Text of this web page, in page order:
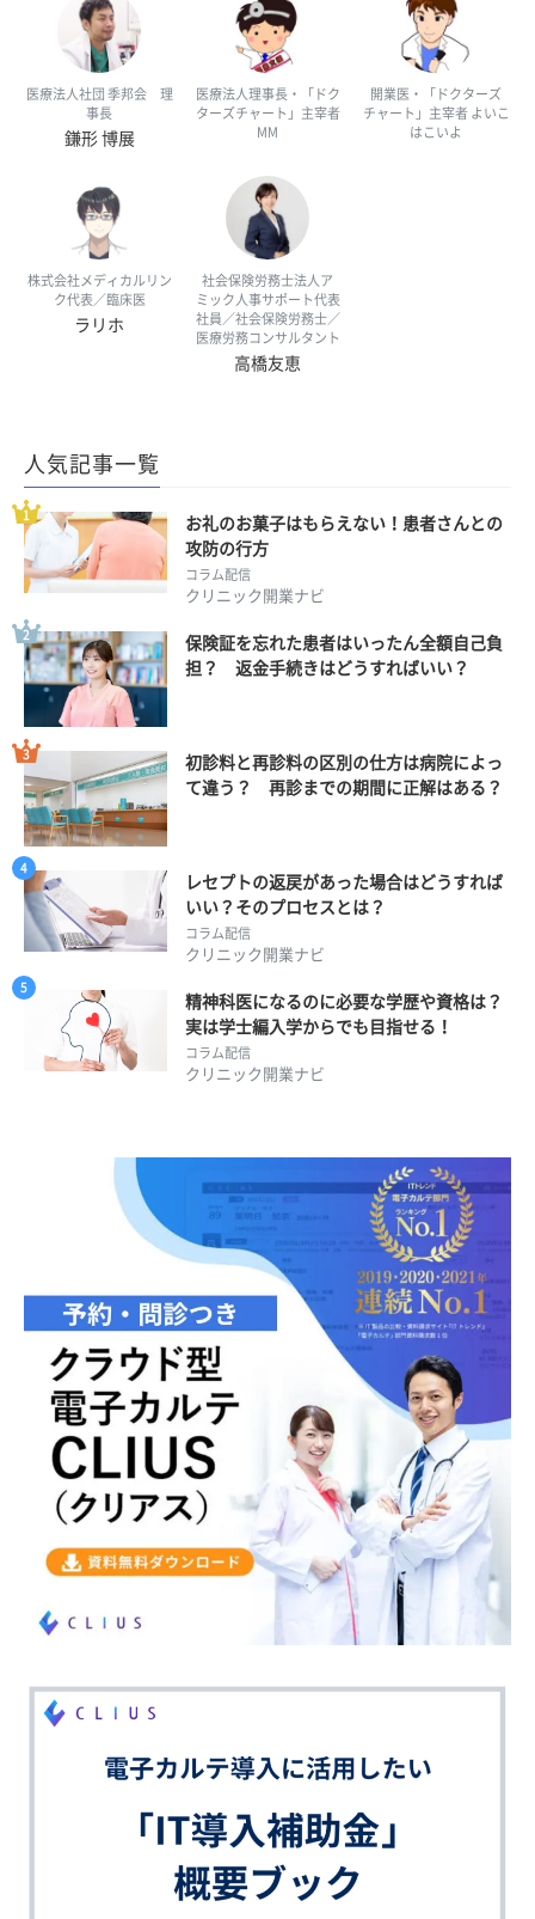
医療法人社団 季邦会 理
事長
鎌形 博展
医療法人理事長・「ドク
ターズチャート」主宰者
MM
開業医・「ドクターズ
チャート」主宰者 よいこ
はこいよ
株式会社メディカルリン
ク代表／臨床医
ラリホ
社会保険労務士法人ア
ミック人事サポート代表
社員／社会保険労務士／
医療労務コンサルタント
高橋友恵
人気記事一覧
お礼のお菓子はもらえない！患者さんとの
攻防の行方
コラム配信
クリニック開業ナビ
保険証を忘れた患者はいったん全額自己負
担？ 返金手続きはどうすればいい？
初診料と再診料の区別の仕方は病院によっ
て違う？ 再診までの期間に正解はある？
レセプトの返戻があった場合はどうすれば
いい？そのプロセスとは？
コラム配信
クリニック開業ナビ
精神科医になるのに必要な学歴や資格は？
実は学士編入学からでも目指せる！
コラム配信
クリニック開業ナビ